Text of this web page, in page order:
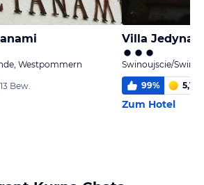
Westpommern
13 Bew.
Villa Jedynak
Swinoujscie/
99% 5,1
Zum Hotel